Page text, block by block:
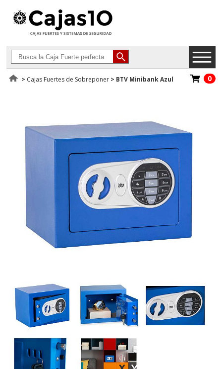
> Cajas Fuertes de Sobreponer > BTV Minibank Azul 0